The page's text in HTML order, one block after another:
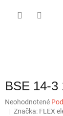
BSE 14-3
Priemerné
hodnotenie
Neohodnotené
Značka: FLEX